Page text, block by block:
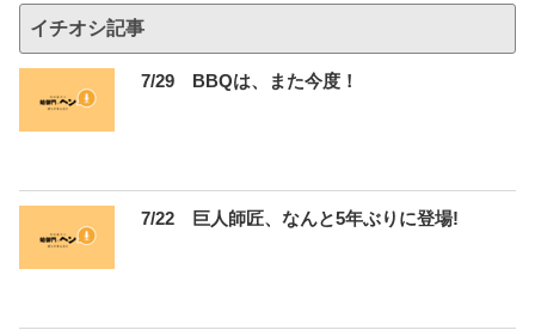
イチオシ記事
7/29 BBQは、また今度！
7/22 巨人師匠、なんと5年ぶりに登場!